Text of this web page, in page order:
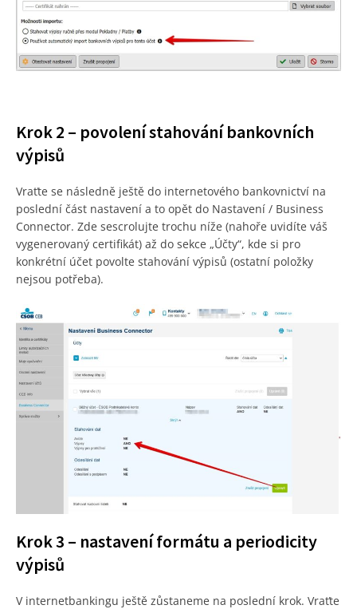
Krok 2 – povolení stahování bankovních
výpisů
Vraťte se následně ještě do internetového bankovnictví na
poslední část nastavení a to opět do Nastavení / Business
Connector. Zde sescrolujte trochu níže (nahoře uvidíte váš
vygenerovaný certifikát) až do sekce „Účty“, kde si pro
konkrétní účet povolte stahování výpisů (ostatní položky
nejsou potřeba).
Krok 3 – nastavení formátu a periodicity
výpisů
V internetbankingu ještě zůstaneme na poslední krok. Vraťte